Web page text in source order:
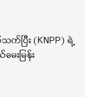
ပြီး (KNPP) ရဲ့
းမြန်း